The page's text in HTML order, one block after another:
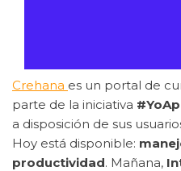
Crehana es un portal de
parte de la iniciativa
a disposición de sus
Hoy está disponible:
productividad. Mañana,